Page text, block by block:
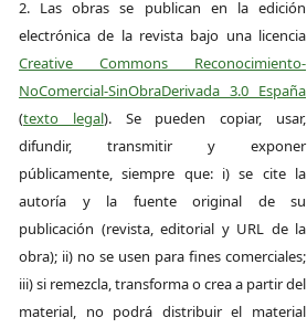
2. Las obras se publican en la edición
electrónica de la revista bajo una licencia
Creative Commons Reconocimiento-
NoComercial-SinObraDerivada 3.0 España
(texto legal). Se pueden copiar, usar,
difundir, transmitir y exponer
públicamente, siempre que: i) se cite la
autoría y la fuente original de su
publicación (revista, editorial y URL de la
obra); ii) no se usen para fines comerciales;
iii) si remezcla, transforma o crea a partir del
material, no podrá distribuir el material